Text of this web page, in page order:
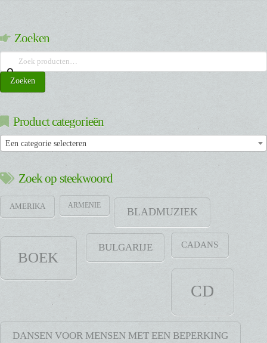
Zoeken
Zoeken
naar:
Zoeken
Product categorieën
Een categorie selecteren
Zoek op steekwoord
AMERIKA ARMENIE
BLADMUZIEK
BOEK
BULGARIJE CADANS
CD
DANSEN VOOR MENSEN MET EEN BEPERKING